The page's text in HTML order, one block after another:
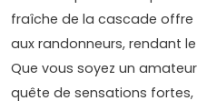
fraîche de la cascade
aux randonneurs, rendant
Que vous soyez un
quête de sensations